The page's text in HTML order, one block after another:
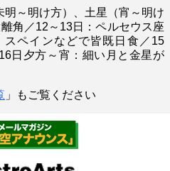
～明け方）、土星（宵～明け
角／12～13日：ペルセウス座
ペインなどで皆既日食／15
日夕方～宵：細い月と金星が
」もご覧ください